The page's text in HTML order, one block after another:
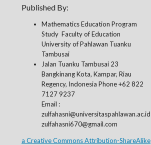
Published By:
Mathematics Education Program
Study Faculty of Education
University of Pahlawan Tuanku
Tambusai
Jalan Tuanku Tambusai 23
Bangkinang Kota, Kampar, Riau
Regency, Indonesia Phone +62 822
7127 9237
Email :
zulfahasni@universitaspahlawan.ac.id
zulfahasni670@gmail.com
a Creative Commons Attribution-ShareAlike